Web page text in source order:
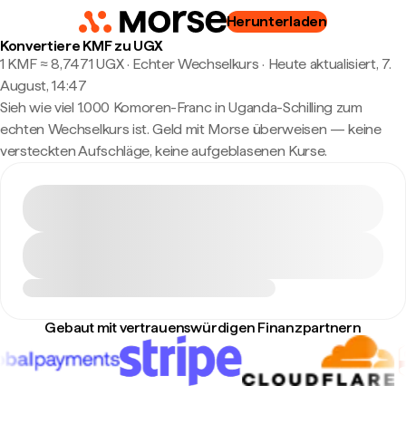
Herunterladen
Konvertiere KMF zu UGX
1 KMF ≈ 8,7471 UGX · Echter Wechselkurs · Heute aktualisiert, 7.
August, 14:47
Sieh wie viel 1.000 Komoren-Franc in Uganda-Schilling zum
echten Wechselkurs ist. Geld mit Morse überweisen — keine
versteckten Aufschläge, keine aufgeblasenen Kurse.
Gebaut mit vertrauenswürdigen Finanzpartnern